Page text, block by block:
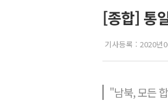
[종합] 통
기사등록 : 2020년
"남북, 모든